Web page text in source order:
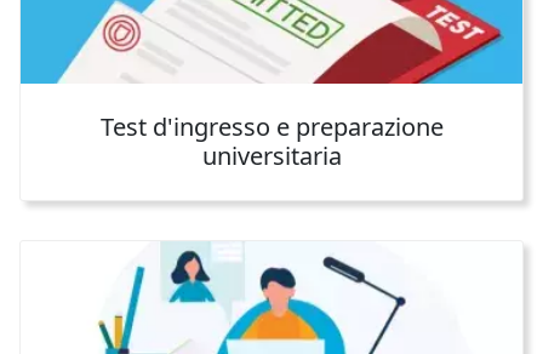
Test d'ingresso e preparazione
universitaria